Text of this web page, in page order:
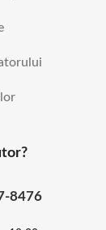
8476